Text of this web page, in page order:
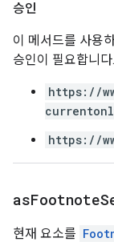
승인
이 메서드를 사용
승인이 필요합니다.
https://
https://
asFootnote
현재 요소를